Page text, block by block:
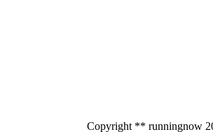
Copyright ** runningnow